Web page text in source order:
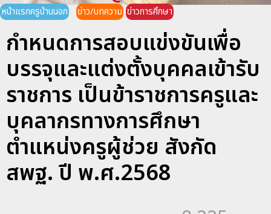
หน้าแรกครูบ้านนอก ข่าว/บทความ ข่าวการศึกษา
กำหนดการสอบแข่งขันเพื่อ
บรรจุและแต่งตั้งบุคคลเข้ารับ
ราชการ เป็นข้าราชการครูและ
บุคลากรทางการศึกษา
ตำแหน่งครูผู้ช่วย สังกัด
สพฐ. ปี พ.ศ.2568